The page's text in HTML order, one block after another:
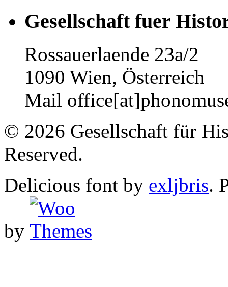
Gesellschaft fuer
Rossauerlaende 23a/2
1090 Wien, Österreich
Mail
© 2026 Gesellschaft für
Reserved.
Delicious font by exljbris.
by